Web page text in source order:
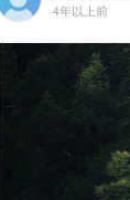
4年以上前